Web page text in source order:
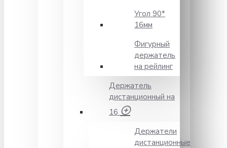
Угол 90*
16мм
Фигурный
держатель
на рейлинг
Держатель
дистанционный на
16
Держатели
дистанционные